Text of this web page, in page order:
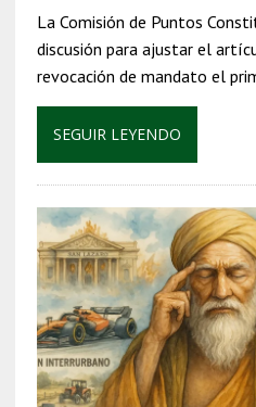
La Comisión de Puntos
discusión para ajustar el
revocación de mandato el
SEGUIR LEYENDO